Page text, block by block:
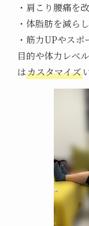
・肩こり腰痛を
・体脂肪を減ら
・筋力UPやスポ
目的や体力レベ
はカスタマイズ